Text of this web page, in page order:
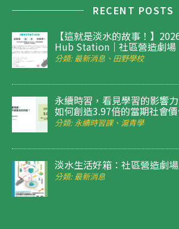
RECENT POSTS
【這就是淡水的故事！】
Hub Station｜社區營造劇場
分類: 最新消息、田野學校
永續時習，看見學習的影響
如何創造3.97倍的當期社會價
分類: 永續時習課、滬青學
淡水生活好箱：社區營造劇
分類: 最新消息